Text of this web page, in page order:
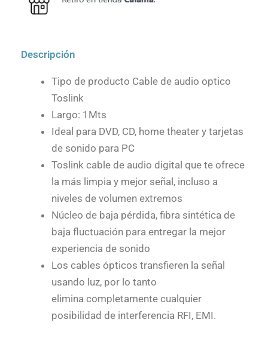
Descripción
Tipo de producto Cable de audio optico
Toslink
Largo: 1Mts
Ideal para DVD, CD, home theater y tarjetas
de sonido para PC
Toslink cable de audio digital que te ofrece
la más limpia y mejor señal, incluso a
niveles de volumen extremos
Núcleo de baja pérdida, fibra sintética de
baja fluctuación para entregar la mejor
experiencia de sonido
Los cables ópticos transfieren la señal
usando luz, por lo tanto
elimina completamente cualquier
posibilidad de interferencia RFI, EMI.